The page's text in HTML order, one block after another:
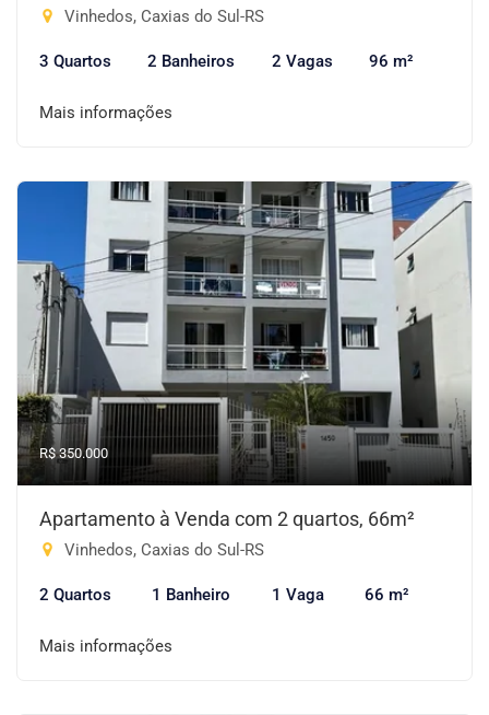
Vinhedos, Caxias do Sul-RS
3 Quartos 2 Banheiros 2 Vagas 96 m²
Mais informações
R$ 350.000
Apartamento à Venda com 2 quartos, 66m²
Vinhedos, Caxias do Sul-RS
2 Quartos 1 Banheiro 1 Vaga 66 m²
Mais informações